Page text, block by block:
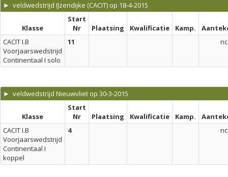
► veldwedstrijd IJzendijke (CACIT) op 18-4-2015
Klasse
Start
Nr
Plaatsing Kwalificatie Kamp.
CACIT I.B
Voorjaarswedstrijd
Continentaal I solo
11 nc
► veldwedstrijd Nieuwvliet op 30-3-2015
Klasse
Start
Nr
Plaatsing Kwalificatie Kamp.
CACIT I.B
Voorjaarswedstrijd
Continentaal I
koppel
4 nc